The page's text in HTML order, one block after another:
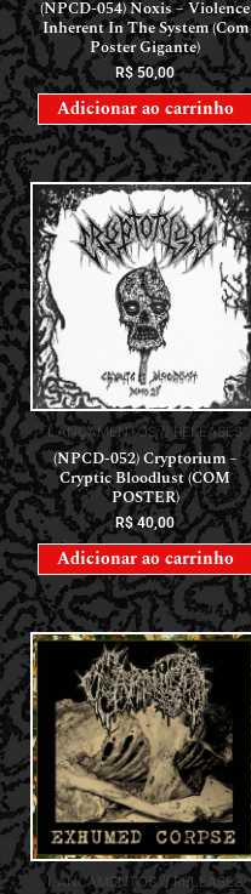
(NPCD-054) Noxis – Violence
Inherent In The System (Com
Poster Gigante)
R$50,00
Adicionar ao carrinho
LANÇAMENTOS // RELEASES
(NPCD-052) Cryptorium –
Cryptic Bloodlust (COM
POSTER)
R$40,00
Adicionar ao carrinho
LANÇAMENTOS // RELEASES